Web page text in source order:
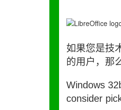
如果您是技
的用户，那
Windows
consider